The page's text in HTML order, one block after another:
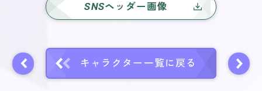
SNSヘッダー画像
キャラクター一覧に戻る